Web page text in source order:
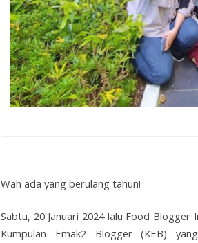
Wah ada yang berulang tahun!
Sabtu, 20 Januari 2024 lalu Food
Kumpulan Emak2 Blogger (KEB)